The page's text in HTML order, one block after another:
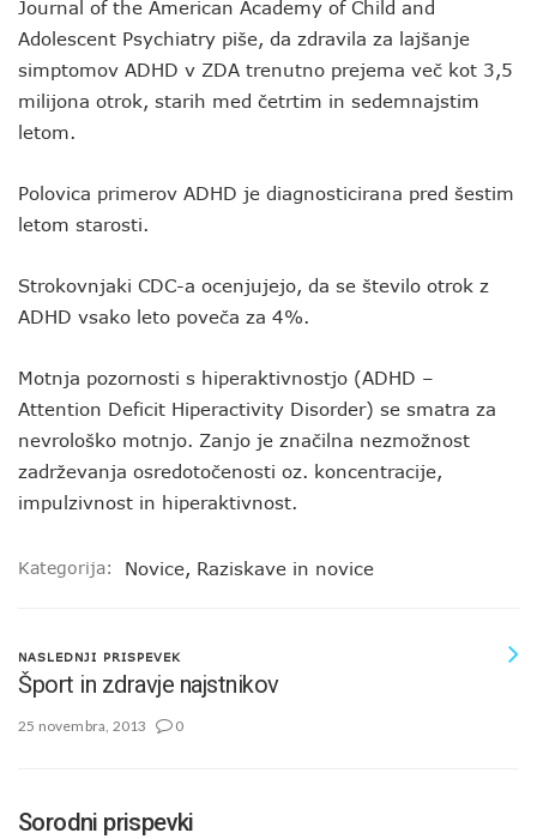
Journal of the American Academy of Child and
Adolescent Psychiatry piše, da zdravila za lajšanje
simptomov ADHD v ZDA trenutno prejema več kot 3,5
milijona otrok, starih med četrtim in sedemnajstim
letom.
Polovica primerov ADHD je diagnosticirana pred šestim
letom starosti.
Strokovnjaki CDC-a ocenjujejo, da se število otrok z
ADHD vsako leto poveča za 4%.
Motnja pozornosti s hiperaktivnostjo (ADHD –
Attention Deficit Hiperactivity Disorder) se smatra za
nevrološko motnjo. Zanjo je značilna nezmožnost
zadrževanja osredotočenosti oz. koncentracije,
impulzivnost in hiperaktivnost.
Kategorija: Novice, Raziskave in novice
NASLEDNJI PRISPEVEK
Šport in zdravje najstnikov
25 novembra, 2013 0
Sorodni prispevki